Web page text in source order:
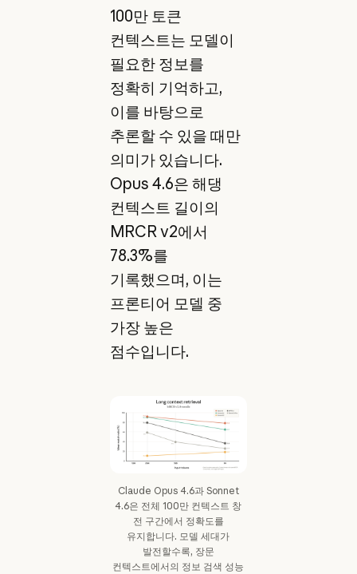
100만 토큰
컨텍스트는 모델이
필요한 정보를
정확히 기억하고,
이를 바탕으로
추론할 수 있을 때만
의미가 있습니다.
Opus 4.6은 해댕
컨텍스트 길이의
MRCR v2에서
78.3%를
기록했으며, 이는
프론티어 모델 중
가장 높은
점수입니다.
Claude Opus 4.6과 Sonnet
4.6은 전체 100만 컨텍스트 창
전 구간에서 정확도를
유지합니다. 모델 세대가
발전할수록, 장문
컨텍스트에서의 정보 검색 성능